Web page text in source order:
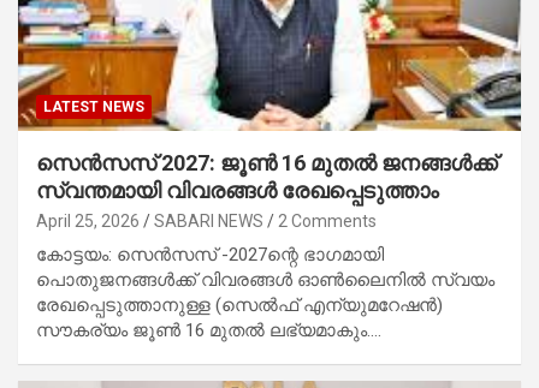
LATEST NEWS
സെൻസസ് 2027: ജൂൺ 16 മുതൽ ജനങ്ങൾക്ക്
സ്വന്തമായി വിവരങ്ങൾ രേഖപ്പെടുത്താം
April 25, 2026 SABARI NEWS 2 Comments
കോട്ടയം: സെൻസസ് -2027ന്റെ ഭാഗമായി
പൊതുജനങ്ങൾക്ക് വിവരങ്ങൾ ഓൺലൈനിൽ സ്വയം
രേഖപ്പെടുത്താനുള്ള (സെൽഫ് എന്യുമറേഷൻ)
സൗകര്യം ജൂൺ 16 മുതൽ ലഭ്യമാകും.…